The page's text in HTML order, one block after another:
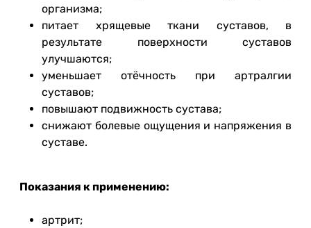
организма;
питает хрящевые ткани суставов, в
результате поверхности суставов
улучшаются;
уменьшает отёчность при артралгии
суставов;
повышают подвижность сустава;
снижают болевые ощущения и напряжения в
суставе.
Показания к применению:
артрит;